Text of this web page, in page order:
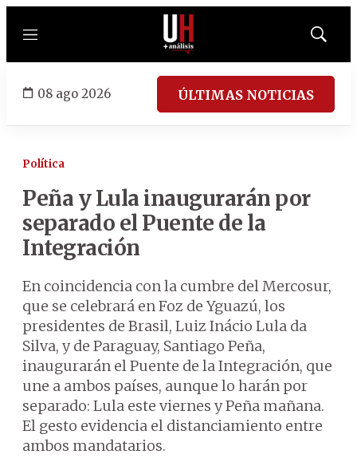
Menú
Mostrar
08 ago 2026 ÚLTIMAS NOTICIAS
Política
Peña y Lula inaugurarán por
separado el Puente de la
Integración
En coincidencia con la cumbre del Mercosur,
que se celebrará en Foz de Yguazú, los
presidentes de Brasil, Luiz Inácio Lula da
Silva, y de Paraguay, Santiago Peña,
inaugurarán el Puente de la Integración, que
une a ambos países, aunque lo harán por
separado: Lula este viernes y Peña mañana.
El gesto evidencia el distanciamiento entre
ambos mandatarios.